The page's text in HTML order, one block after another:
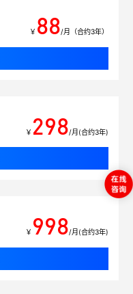
￥ 88/月（合约3年）
￥ 298/月(合约3年)
￥ 998/月(合约3年)